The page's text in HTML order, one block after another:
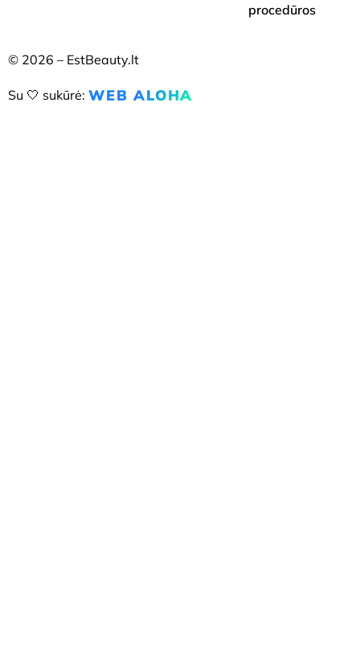
procedūros
© 2026 – EstBeauty.lt
Su 🤍 sukūrė: WEB ALOHA